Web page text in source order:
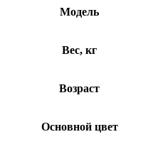
Модель
Вес, кг
Возраст
Основной цвет